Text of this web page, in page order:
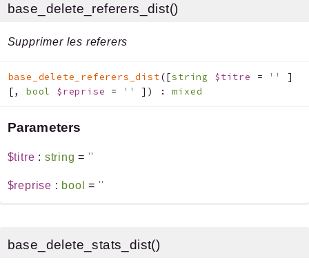
base_delete_referers_dist()
Supprimer les referers
base_delete_referers_dist([string $titre = ''
]
[,bool $reprise = '' ] ) :mixed
Parameters
$titre : string =''
$reprise : bool =''
base_delete_stats_dist()